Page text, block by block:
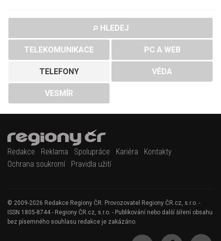
HLEDEJ
TELEKOMUNIKACE PC A WEB
TELEFONY VĚDA
VESMÍR
Redakce Reklama Spolupráce Kariéra
Kontakty
Ochrana soukromí
Pravidla užití
© 2009-2026 Redakce Regiony ČR. Provozovatel Regiony ČR.cz, s.r.o. -
ISSN 1805-8744 - Regiony ČR.cz, s.r.o. - Publikování nebo další šíření obsahu
bez písemného souhlasu redakce je zakázáno.